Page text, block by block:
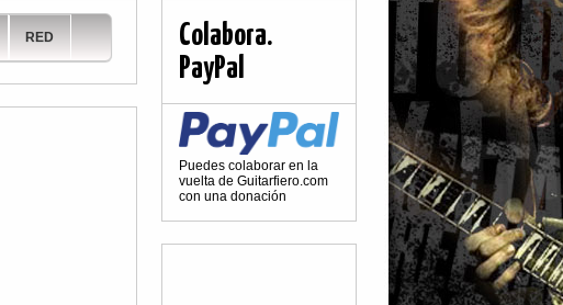
RED
Colabora.
PayPal
Puedes colaborar en la
vuelta de Guitarfiero.com
con una donación